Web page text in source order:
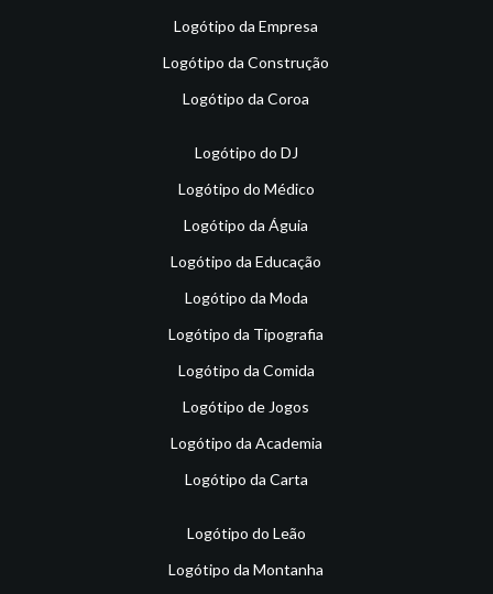
Logótipo da Empresa
Logótipo da Construção
Logótipo da Coroa
Logótipo do DJ
Logótipo do Médico
Logótipo da Águia
Logótipo da Educação
Logótipo da Moda
Logótipo da Tipografia
Logótipo da Comida
Logótipo de Jogos
Logótipo da Academia
Logótipo da Carta
Logótipo do Leão
Logótipo da Montanha